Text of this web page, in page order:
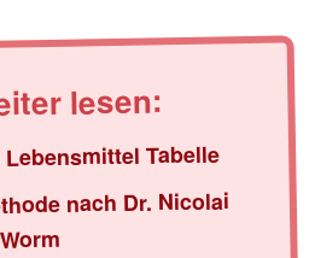
lesen:
Tabelle
nach Dr. Nicolai
Worm